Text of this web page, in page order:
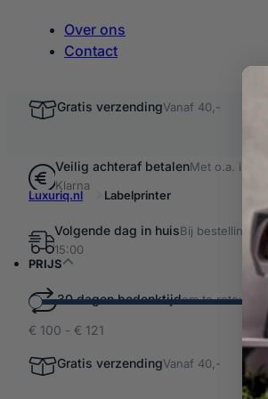
Over ons
Contact
Gratis verzendingVanaf 40,-
Veilig achteraf betalenMet o.a. iDEAL
Klarna
Volgende dag in huisBij bestellingen
15:00
30 dagen bedenktijdom te
Gratis verzendingVanaf 40,-
Luxuriq.nl Labelprinter
Filter resultaten
PRIJS
€ 100 - € 121